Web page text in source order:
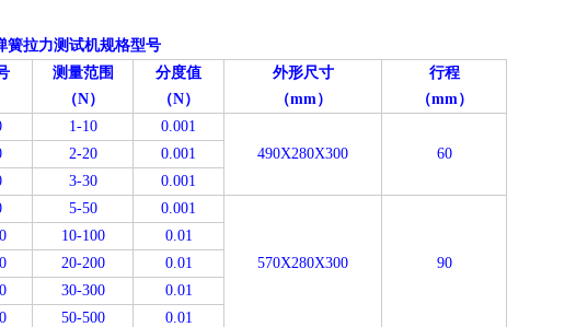
簧拉力测试机规格型号
测量范围
（N）
分度值
（N）
外形尺寸
（mm）
行程
（mm）
1-10
0.001
490X280X300
60
2-20
0.001
3-30
0.001
5-50 0.001
570X280X300 90
10-100
0.01
20-200
0.01
30-300
0.01
50-500
0.01